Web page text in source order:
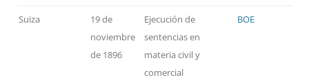
Suiza
19 de
noviembre
de 1896
Ejecución de
sentencias en
materia civil y
comercial
BOE